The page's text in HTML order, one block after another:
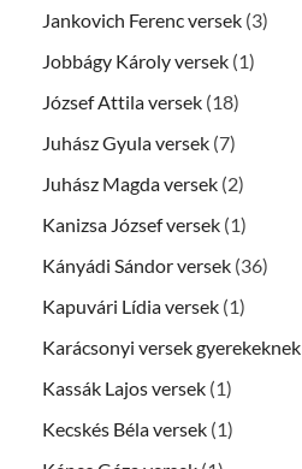
Jankovich Ferenc versek (3)
Jobbágy Károly versek (1)
József Attila versek (18)
Juhász Gyula versek (7)
Juhász Magda versek (2)
Kanizsa József versek (1)
Kányádi Sándor versek (36)
Kapuvári Lídia versek (1)
Karácsonyi versek gyerekeknek
Kassák Lajos versek (1)
Kecskés Béla versek (1)